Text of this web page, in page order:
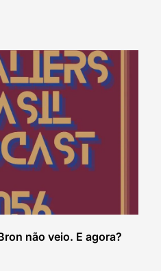
não veio. E agora?